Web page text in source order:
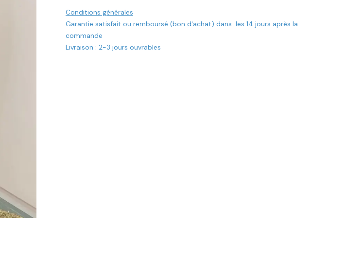
Conditions générales
Garantie satisfait ou remboursé (bon d'achat) dans les 14 jours après la
commande
Livraison : 2-3 jours ouvrables